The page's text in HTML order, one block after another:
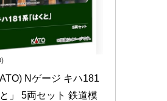
Nゲージ キハ181
」 5両セット 鉄道模